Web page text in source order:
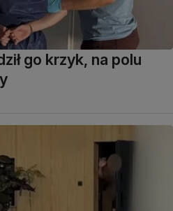
go krzyk, na polu